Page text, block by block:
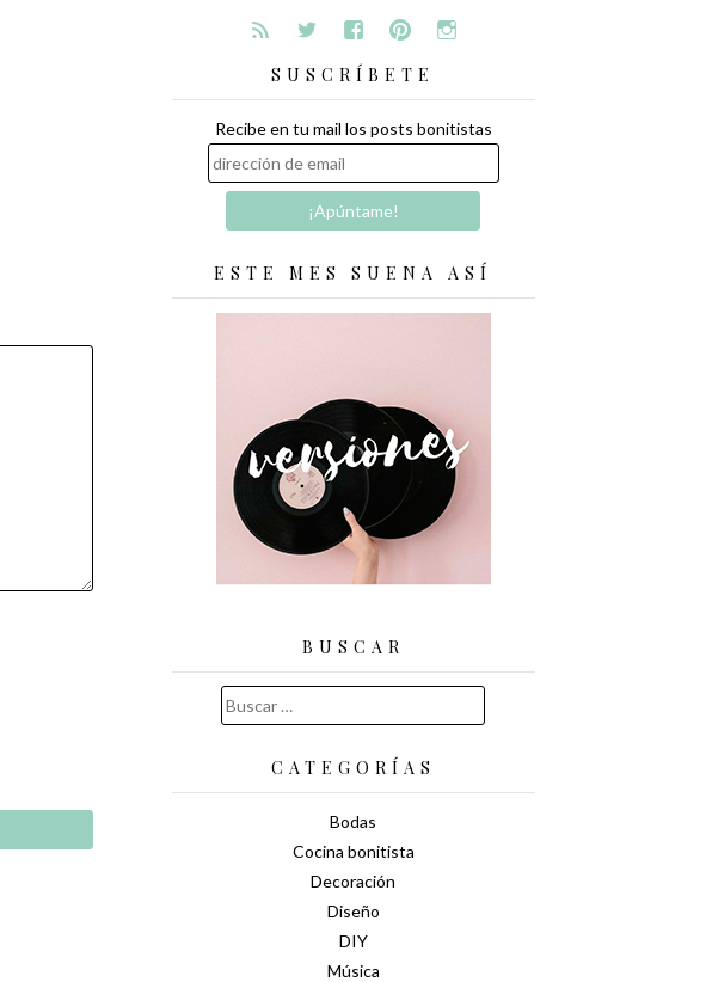
SUSCRÍBETE
Recibe en tu mail los posts bonitistas
ESTE MES SUENA ASÍ
BUSCAR
Buscar:
CATEGORÍAS
Bodas
Cocina bonitista
Decoración
Diseño
DIY
Música